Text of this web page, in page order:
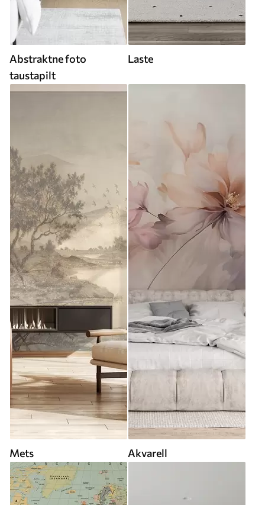
Abstraktne foto
taustapilt
Laste
Mets Akvarell